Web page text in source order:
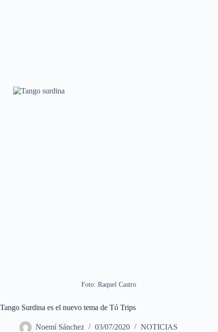
Foto: Raquel Castro
Tango Surdina es el nuevo tema de Tó Trips
Noemí Sánchez 03/07/2020 NOTICIAS